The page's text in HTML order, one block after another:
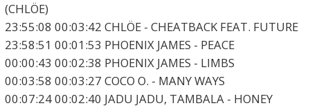
(CHLÖE)
23:55:08 00:03:42 CHLÖE - CHEATBACK FEAT. FUTURE
23:58:51 00:01:53 PHOENIX JAMES - PEACE
00:00:43 00:02:38 PHOENIX JAMES - LIMBS
00:03:58 00:03:27 COCO O. - MANY WAYS
00:07:24 00:02:40 JADU JADU, TAMBALA - HONEY